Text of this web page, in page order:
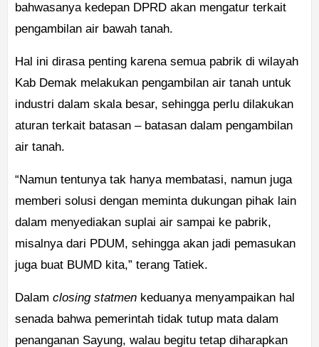
bahwasanya kedepan DPRD akan mengatur terkait
pengambilan air bawah tanah.
Hal ini dirasa penting karena semua pabrik di wilayah
Kab Demak melakukan pengambilan air tanah untuk
industri dalam skala besar, sehingga perlu dilakukan
aturan terkait batasan – batasan dalam pengambilan
air tanah.
“Namun tentunya tak hanya membatasi, namun juga
memberi solusi dengan meminta dukungan pihak lain
dalam menyediakan suplai air sampai ke pabrik,
misalnya dari PDUM, sehingga akan jadi pemasukan
juga buat BUMD kita,” terang Tatiek.
Dalam closing statmen keduanya menyampaikan hal
senada bahwa pemerintah tidak tutup mata dalam
penanganan Sayung, walau begitu tetap diharapkan